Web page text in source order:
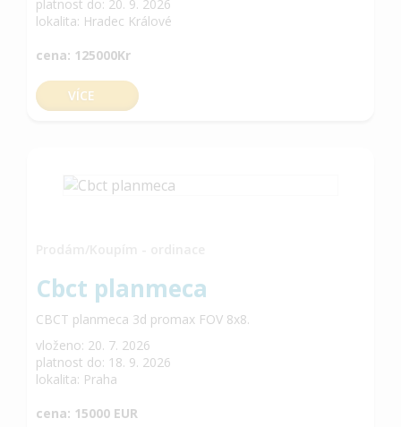
platnost do: 20. 9. 2026
lokalita: Hradec Králové
cena: 125000Kr
VÍCE
Cbct planmeca
CBCT planmeca 3d promax FOV 8x8.
vloženo: 20. 7. 2026
platnost do: 18. 9. 2026
lokalita: Praha
cena: 15000 EUR